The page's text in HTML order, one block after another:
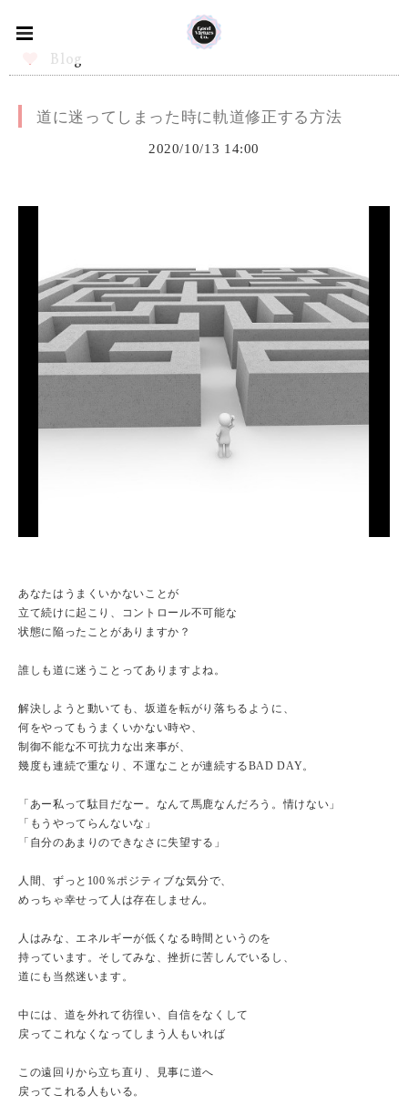
Blog
道に迷ってしまった時に軌道修正する方法
2020/10/13 14:00
あなたはうまくいかないことが
立て続けに起こり、コントロール不可能な
状態に陥ったことがありますか？
誰しも道に迷うことってありますよね。
解決しようと動いても、坂道を転がり落ちるように、
何をやってもうまくいかない時や、
制御不能な不可抗力な出来事が、
幾度も連続で重なり、不運なことが連続するBAD DAY。
「あー私って駄目だなー。なんて馬鹿なんだろう。情けない」
「もうやってらんないな」
「自分のあまりのできなさに失望する」
人間、ずっと100％ポジティブな気分で、
めっちゃ幸せって人は存在しません。
人はみな、エネルギーが低くなる時間というのを
持っています。そしてみな、挫折に苦しんでいるし、
道にも当然迷います。
中には、道を外れて彷徨い、自信をなくして
戻ってこれなくなってしまう人もいれば
この遠回りから立ち直り、見事に道へ
戻ってこれる人もいる。